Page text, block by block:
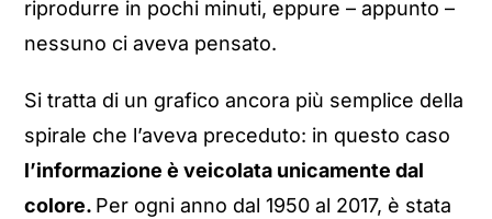
riprodurre in pochi minuti, eppure – appunto –
nessuno ci aveva pensato.
Si tratta di un grafico ancora più semplice della
spirale che l’aveva preceduto: in questo caso
l’informazione è veicolata unicamente dal
colore. Per ogni anno dal 1950 al 2017, è stata